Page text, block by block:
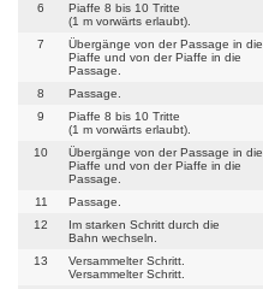
6
Piaffe 8 bis 10 Tritte
(1 m vorwärts erlaubt).
7
Übergänge von der Passage in die
Piaffe und von der Piaffe in die
Passage.
8
Passage.
9
Piaffe 8 bis 10 Tritte
(1 m vorwärts erlaubt).
10
Übergänge von der Passage in die
Piaffe und von der Piaffe in die
Passage.
11
Passage.
12
Im starken Schritt durch die
Bahn wechseln.
13
Versammelter Schritt.
Versammelter Schritt.